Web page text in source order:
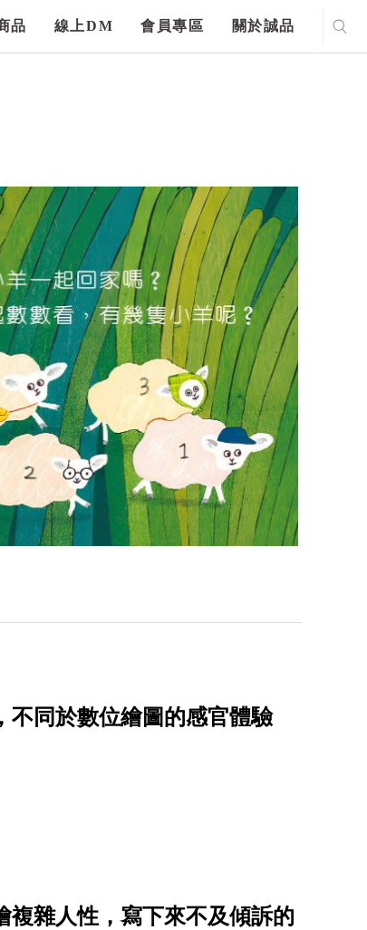
品 線上DM 會員專區 關於誠品
不同於數位繪圖的感官體驗
複雜人性，寫下來不及傾訴的